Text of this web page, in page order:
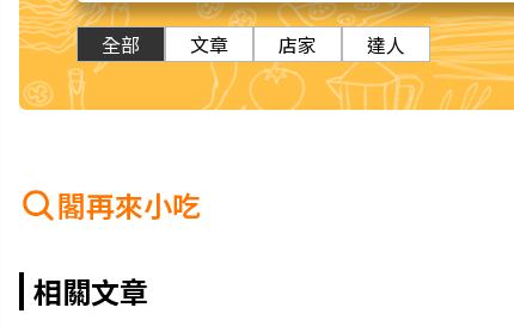
全部 文章 店家 達人
閣再來小吃
相關文章